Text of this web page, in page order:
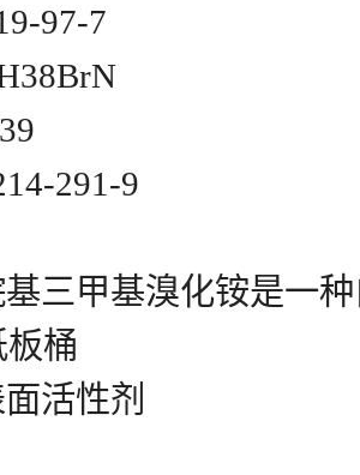
97-7
291-9
三甲基溴化铵是一
桶
活性剂